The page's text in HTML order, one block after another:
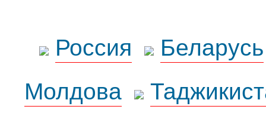
Россия
Беларусь
Молдова